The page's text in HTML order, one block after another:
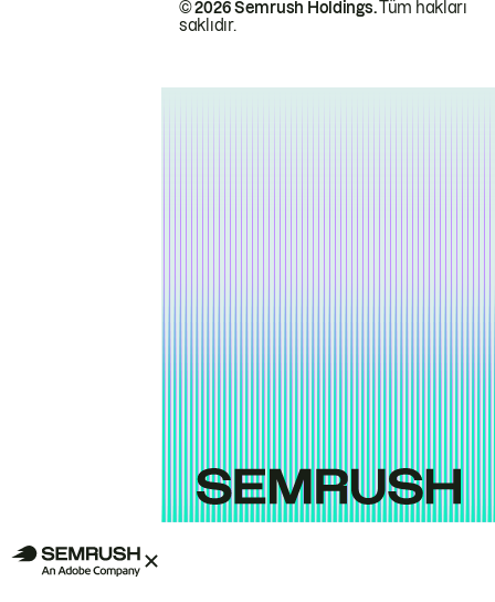
© 2026 Semrush Holdings.Tüm hakları
saklıdır.